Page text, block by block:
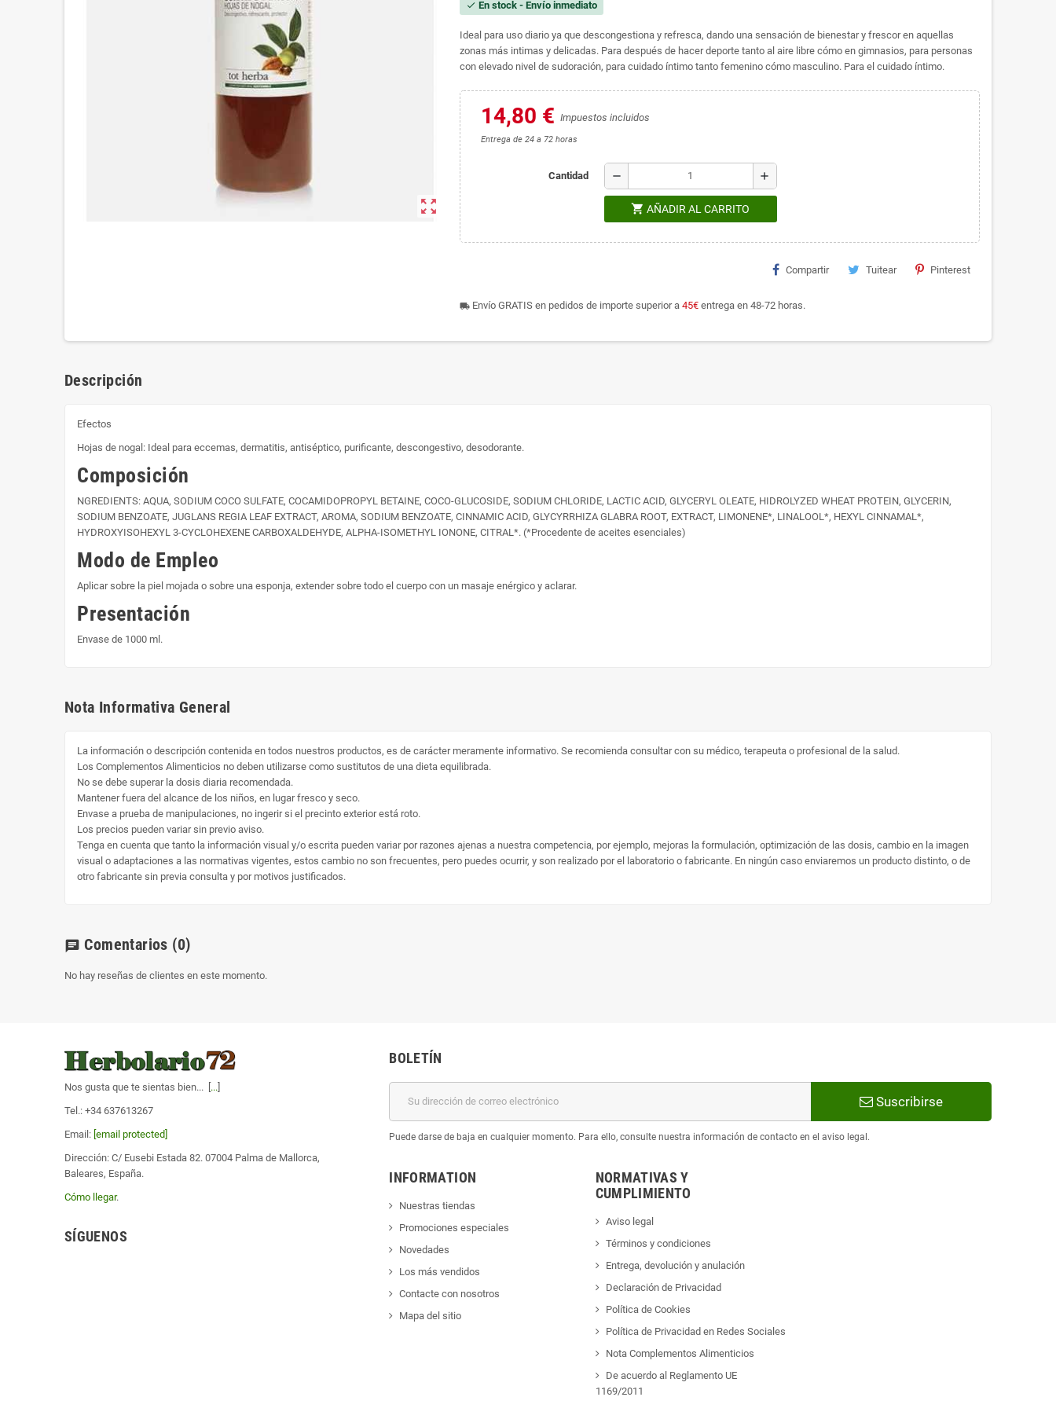
zoom_out_map
check En stock - Envío inmediato
Ideal para uso diario ya que descongestiona y refresca, dando una sensación de bienestar y frescor en aquellas
zonas más intimas y delicadas. Para después de hacer deporte tanto al aire libre cómo en gimnasios, para personas
con elevado nivel de sudoración, para cuidado íntimo tanto femenino cómo masculino. Para el cuidado íntimo.
14,80 € Impuestos incluidos
Entrega de 24 a 72 horas
Cantidad remove add
shopping_cart AÑADIR AL CARRITO
Compartir Tuitear Pinterest
local_shippingEnvío GRATIS en pedidos de importe superior a 45€entrega en 48-72 horas.
Descripción
Efectos
Hojas de nogal: Ideal para eccemas, dermatitis, antiséptico, purificante, descongestivo, desodorante.
Composición
NGREDIENTS: AQUA, SODIUM COCO SULFATE, COCAMIDOPROPYL BETAINE, COCO-GLUCOSIDE, SODIUM CHLORIDE, LACTIC ACID, GLYCERYL OLEATE, HIDROLYZED WHEAT PROTEIN, GLYCERIN,
SODIUM BENZOATE, JUGLANS REGIA LEAF EXTRACT, AROMA, SODIUM BENZOATE, CINNAMIC ACID, GLYCYRRHIZA GLABRA ROOT, EXTRACT, LIMONENE*, LINALOOL*, HEXYL CINNAMAL*,
HYDROXYISOHEXYL 3-CYCLOHEXENE CARBOXALDEHYDE, ALPHA-ISOMETHYL IONONE, CITRAL*. (*Procedente de aceites esenciales)
Modo de Empleo
Aplicar sobre la piel mojada o sobre una esponja, extender sobre todo el cuerpo con un masaje enérgico y aclarar.
Presentación
Envase de 1000 ml.
Nota Informativa General
La información o descripción contenida en todos nuestros productos, es de carácter meramente informativo. Se recomienda consultar con su médico, terapeuta o profesional de la salud.
Los Complementos Alimenticios no deben utilizarse como sustitutos de una dieta equilibrada.
No se debe superar la dosis diaria recomendada.
Mantener fuera del alcance de los niños, en lugar fresco y seco.
Envase a prueba de manipulaciones, no ingerir si el precinto exterior está roto.
Los precios pueden variar sin previo aviso.
Tenga en cuenta que tanto la información visual y/o escrita pueden variar por razones ajenas a nuestra competencia, por ejemplo, mejoras la formulación, optimización de las dosis, cambio en la imagen
visual o adaptaciones a las normativas vigentes, estos cambio no son frecuentes, pero puedes ocurrir, y son realizado por el laboratorio o fabricante. En ningún caso enviaremos un producto distinto, o de
otro fabricante sin previa consulta y por motivos justificados.
chat Comentarios (0)
No hay reseñas de clientes en este momento.
Nos gusta que te sientas bien... [ ...
Tel.: +34 637613267
Email: [email protected]
Dirección: C/ Eusebi Estada 82. 07004 Palma de Mallorca,
Baleares, España.
Cómo llegar.
SÍGUENOS
BOLETÍN
Suscribirse
Puede darse de baja en cualquier momento. Para ello, consulte nuestra información de contacto en el aviso legal.
INFORMATION
Nuestras tiendas
Promociones especiales
Novedades
Los más vendidos
Contacte con nosotros
Mapa del sitio
NORMATIVAS Y
CUMPLIMIENTO
Aviso legal
Términos y condiciones
Entrega, devolución y anulación
Declaración de Privacidad
Política de Cookies
Política de Privacidad en Redes Sociales
Nota Complementos Alimenticios
De acuerdo al Reglamento UE
1169/2011